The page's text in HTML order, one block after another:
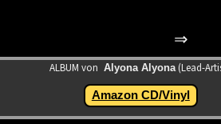
⇒
ALBUM von Alyona Alyona(Lead-
Amazon CD/Vinyl